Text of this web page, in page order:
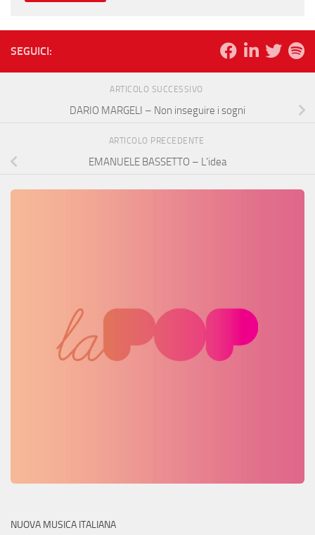
SEGUICI:
ARTICOLO SUCCESSIVO
DARIO MARGELI – Non inseguire i sogni
ARTICOLO PRECEDENTE
EMANUELE BASSETTO – L’idea
NUOVA MUSICA ITALIANA